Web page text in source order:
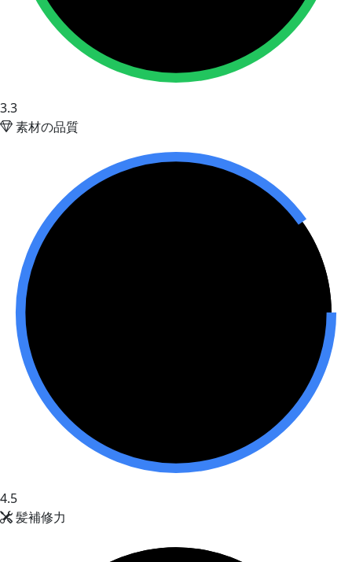
3.3
素材の品質
4.5
髪補修力